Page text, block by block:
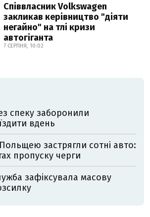
Співвласник Volkswagen
закликав керівництво "діяти
негайно" на тлі кризи
автогіганта
7 СЕРПНЯ, 10:02
спеку заборонили
вдень
застрягли сотні авто:
пропуску черги
зафіксувала масову